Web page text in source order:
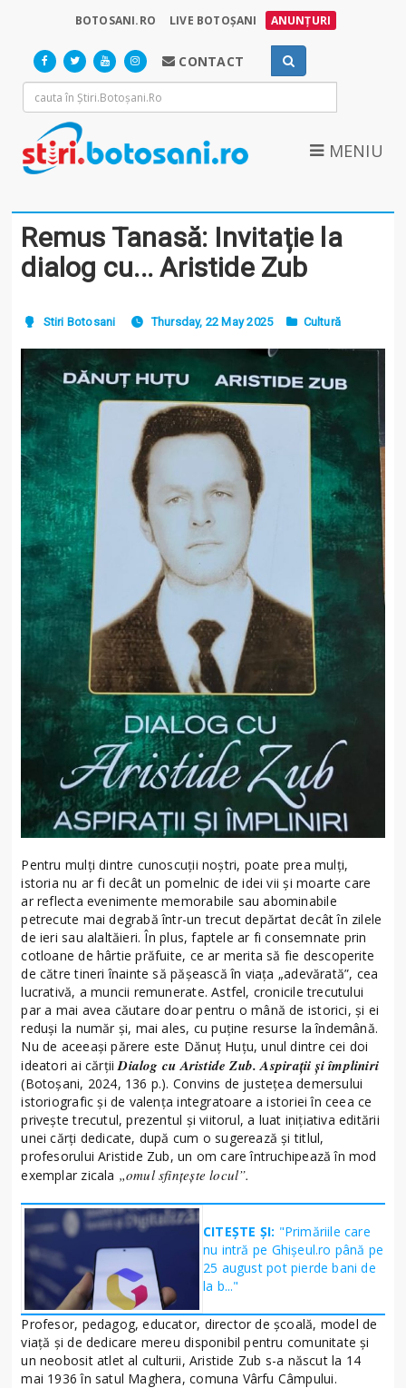
BOTOSANI.RO LIVE BOTOȘANI ANUNȚURI
CONTACT
MENIU
Remus Tanasă: Invitație la
dialog cu... Aristide Zub
Stiri Botosani Thursday, 22 May 2025 Cultură
Pentru mulți dintre cunoscuții noștri, poate prea mulți,
istoria nu ar fi decât un pomelnic de idei vii și moarte care
ar reflecta evenimente memorabile sau abominabile
petrecute mai degrabă într-un trecut depărtat decât în zilele
de ieri sau alaltăieri. În plus, faptele ar fi consemnate prin
cotloane de hârtie prăfuite, ce ar merita să fie descoperite
de către tineri înainte să pășească în viața „adevărată”, cea
lucrativă, a muncii remunerate. Astfel, cronicile trecutului
par a mai avea căutare doar pentru o mână de istorici, și ei
reduși la număr și, mai ales, cu puține resurse la îndemână.
Nu de aceeași părere este Dănuț Huțu, unul dintre cei doi
ideatori ai cărțiiDialog cu Aristide Zub. Aspirații și împliniri
(Botoșani, 2024, 136 p.). Convins de justețea demersului
istoriografic și de valența integratoare a istoriei în ceea ce
privește trecutul, prezentul și viitorul, a luat inițiativa editării
unei cărți dedicate, după cum o sugerează și titlul,
profesorului Aristide Zub, un om care întruchipează în mod
exemplar zicala „omul sfințește locul”.
CITEȘTE ȘI: "Primăriile care
nu intră pe Ghişeul.ro până pe
25 august pot pierde bani de
la b..."
Profesor, pedagog, educator, director de școală, model de
viață și de dedicare mereu disponibil pentru comunitate și
un neobosit atlet al culturii, Aristide Zub s-a născut la 14
mai 1936 în satul Maghera, comuna Vârfu Câmpului.